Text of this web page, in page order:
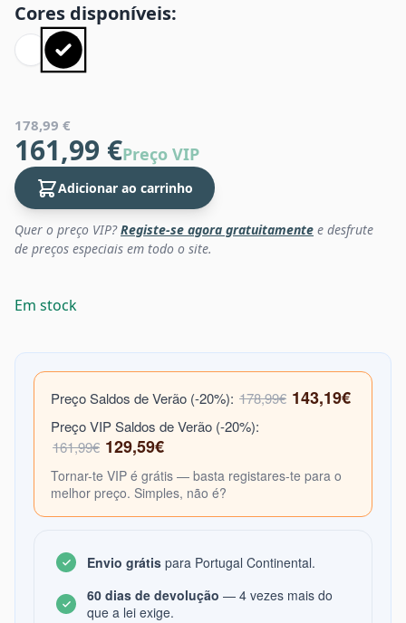
Cores disponíveis:
178,99 €
161,99 €Preço VIP
Adicionar ao carrinho
Quer o preço VIP?Registe-se agora gratuitamente e desfrute
de preços especiais em todo o site.
Em stock
Preço Saldos de Verão (-20%): 178,99€ 143,19€
Preço VIP Saldos de Verão (-20%):
161,99€ 129,59€
Tornar-te VIP é grátis — basta registares-te para o
melhor preço. Simples, não é?
Envio grátis para Portugal Continental.
60 dias de devolução — 4 vezes mais do
que a lei exige.